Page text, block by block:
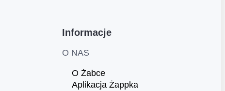
Informacje
O NAS
O Żabce
Aplikacja Żappka